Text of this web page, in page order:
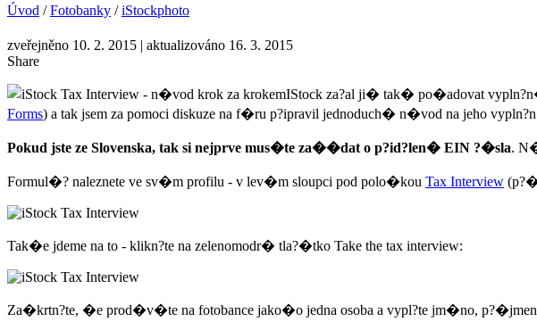
Úvod /Fotobanky /iStockphoto
zveřejněno 10. 2. 2015 | aktualizováno 16. 3. 2015
Share
IStock za?al ji� tak� po�adovat
Forms) a tak jsem za pomoci diskuze na f�ru p?ipravil jednoduch� n�vod na jeho
Pokud jste ze Slovenska, tak si nejprve mus�te za��dat o p?id?len� EIN ?�sla.
Formul�? naleznete ve sv�m profilu - v lev�m sloupci pod polo�kou Tax Interview
Tak�e jdeme na to - klikn?te na zelenomodr� tla?�tko Take the tax interview:
Za�krtn?te, �e prod�v�te na fotobance jako�o jedna osoba a vypl?te jm�no,